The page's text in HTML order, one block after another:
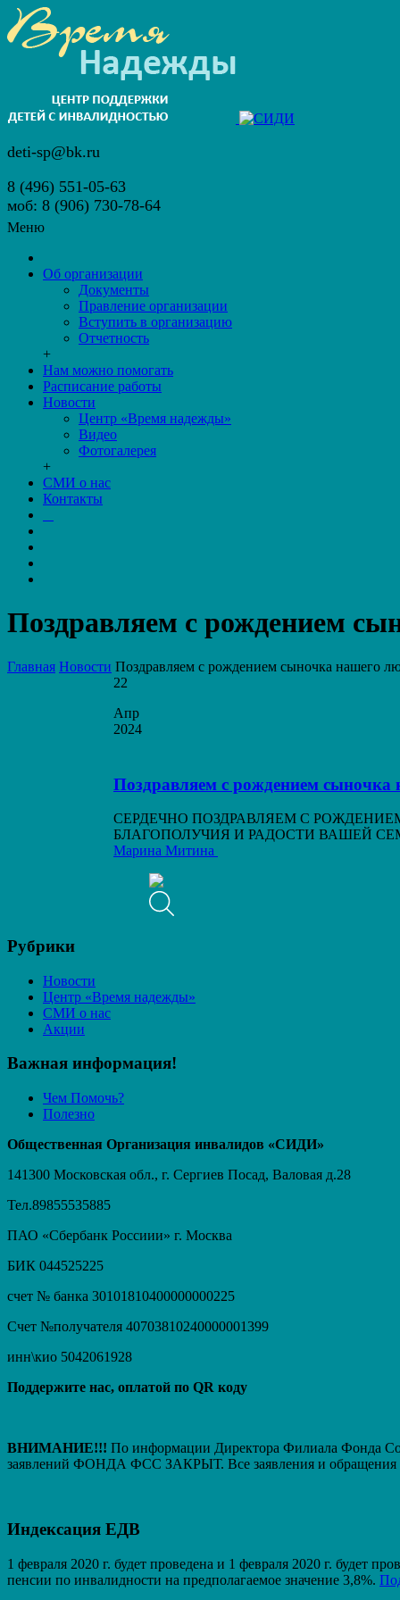
deti-sp@bk.ru
8 (496) 551-05-63
моб: 8 (906) 730-78-64
Меню
Об организации
Документы
Правление организации
Вступить в организацию
Отчетность
+
Нам можно помогать
Расписание работы
Новости
Центр «Время надежды»
Видео
Фотогалерея
+
СМИ о нас
Контакты
Поздравляем с рождением
Главная Новости Поздравляем с рождением сыночка нашего
22
Апр
2024
Поздравляем с рождением сыночка
СЕРДЕЧНО ПОЗДРАВЛЯЕМ С
БЛАГОПОЛУЧИЯ И РАДОСТИ ВАШЕЙ
Марина Митина
Рубрики
Новости
Центр «Время надежды»
СМИ о нас
Акции
Важная информация!
Чем Помочь?
Полезно
Общественная Организация инвалидов «СИДИ»
141300 Московская обл., г. Сергиев Посад, Валовая д.28
Тел.89855535885
ПАО «Сбербанк Россиии» г. Москва
БИК 044525225
счет № банка 30101810400000000225
Счет №получателя 40703810240000001399
инн\кио 5042061928
Поддержите нас, оплатой по QR коду
ВНИМАНИЕ!!! По информации Директора Филиала Фонда
заявлений ФОНДА ФСС ЗАКРЫТ. Вcе заявления и обращения
Индексация ЕДВ
1 февраля 2020 г. будет проведена и 1 февраля 2020 г. будет
пенсии по инвалидности на предполагаемое значение 3,8%.